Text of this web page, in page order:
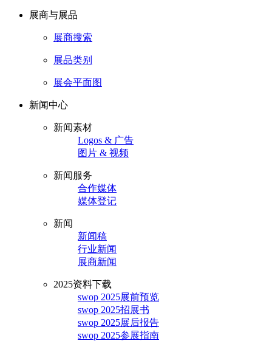
展商与展品
展商搜索
展品类别
展会平面图
新闻中心
新闻素材
Logos & 广告
图片 & 视频
新闻服务
合作媒体
媒体登记
新闻
新闻稿
行业新闻
展商新闻
2025资料下载
swop 2025展前预览
swop 2025招展书
swop 2025展后报告
swop 2025参展指南